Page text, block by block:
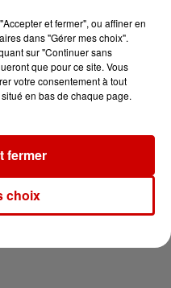
votre balade
et fermer", ou affiner en
dans "Gérer mes choix".
sur "Continuer sans
que pour ce site. Vous
votre consentement à tout
en bas de chaque page.
choix
fermer